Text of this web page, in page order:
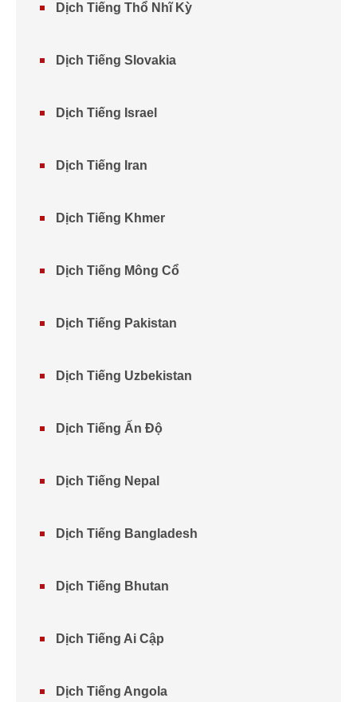
Dịch Tiếng Thổ Nhĩ Kỳ
Dịch Tiếng Slovakia
Dịch Tiếng Israel
Dịch Tiếng Iran
Dịch Tiếng Khmer
Dịch Tiếng Mông Cổ
Dịch Tiếng Pakistan
Dịch Tiếng Uzbekistan
Dịch Tiếng Ấn Độ
Dịch Tiếng Nepal
Dịch Tiếng Bangladesh
Dịch Tiếng Bhutan
Dịch Tiếng Ai Cập
Dịch Tiếng Angola